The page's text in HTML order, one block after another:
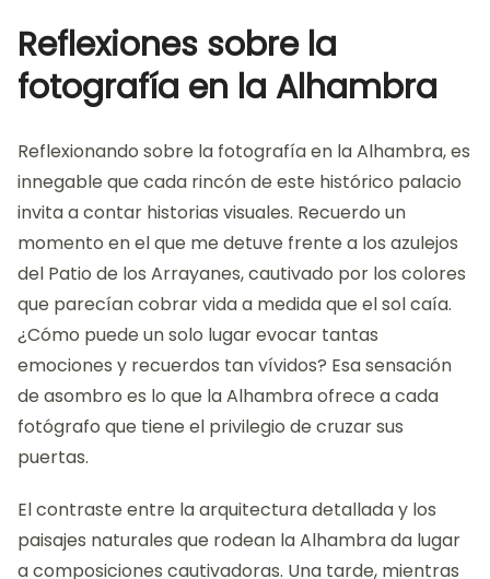
Reflexiones sobre la
fotografía en la Alhambra
Reflexionando sobre la fotografía en la Alhambra, es
innegable que cada rincón de este histórico palacio
invita a contar historias visuales. Recuerdo un
momento en el que me detuve frente a los azulejos
del Patio de los Arrayanes, cautivado por los colores
que parecían cobrar vida a medida que el sol caía.
¿Cómo puede un solo lugar evocar tantas
emociones y recuerdos tan vívidos? Esa sensación
de asombro es lo que la Alhambra ofrece a cada
fotógrafo que tiene el privilegio de cruzar sus
puertas.
El contraste entre la arquitectura detallada y los
paisajes naturales que rodean la Alhambra da lugar
a composiciones cautivadoras. Una tarde, mientras